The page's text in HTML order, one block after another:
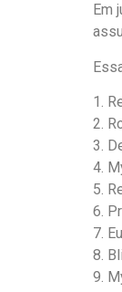
Em
1.
2.
3.
4.
5.
6.
7.
8.
9.